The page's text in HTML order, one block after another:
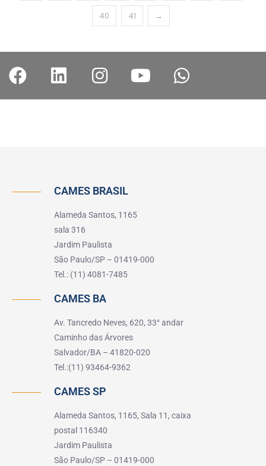
40 41 →
CAMES BRASIL
Alameda Santos, 1165
sala 316
Jardim Paulista
São Paulo/SP – 01419-000
Tel.: (11) 4081-7485
CAMES BA
Av. Tancredo Neves, 620, 33° andar
Caminho das Árvores
Salvador/BA – 41820-020
Tel.:(11) 93464-9362
CAMES SP
Alameda Santos, 1165, Sala 11, caixa
postal 116340
Jardim Paulista
São Paulo/SP – 01419-000